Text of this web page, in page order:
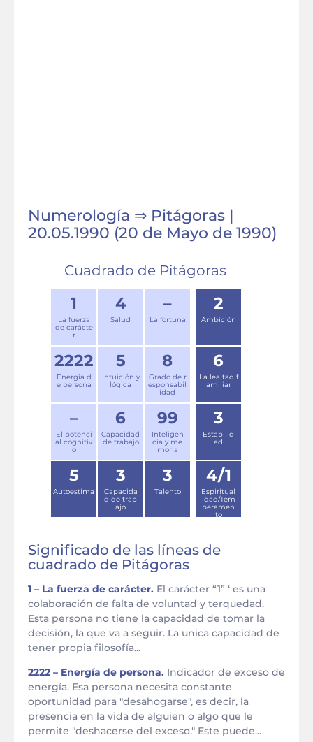
Numerología ⇒ Pitágoras |
20.05.1990 (20 de Mayo de 1990)
Cuadrado de Pitágoras
1
La fuerza
de carácte
r
4
Salud
–
La fortuna
2222
Energía d
e persona
5
Intuición y
lógica
8
Grado de r
esponsabil
idad
–
El potenci
al cognitiv
o
6
Capacidad
de trabajo
99
Inteligen
cia y me
moria
2
Ambición
6
La lealtad f
amiliar
3
Estabilid
ad
5
Autoestima
3
Capacida
d de trab
ajo
3
Talento
4/1
Espiritual
idad/Tem
peramen
to
Significado de las líneas de
cuadrado de Pitágoras
1 – La fuerza de carácter. El carácter “1” ‘ es una
colaboración de falta de voluntad y terquedad.
Esta persona no tiene la capacidad de tomar la
decisión, la que va a seguir. La unica capacidad de
tener propia filosofía...
2222 – Energía de persona. Indicador de exceso de
energía. Esa persona necesita constante
oportunidad para "desahogarse", es decir, la
presencia en la vida de alguien o algo que le
permite "deshacerse del exceso." Este puede...